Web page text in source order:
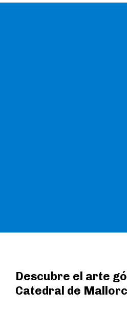
Descubre el arte
Catedral de